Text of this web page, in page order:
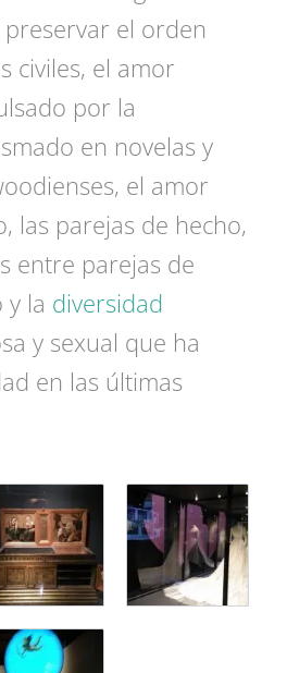
el orden
civiles, el amor
por la
en novelas y
el amor
las parejas de hecho,
entre parejas de
y la diversidad
y sexual que ha
en las últimas